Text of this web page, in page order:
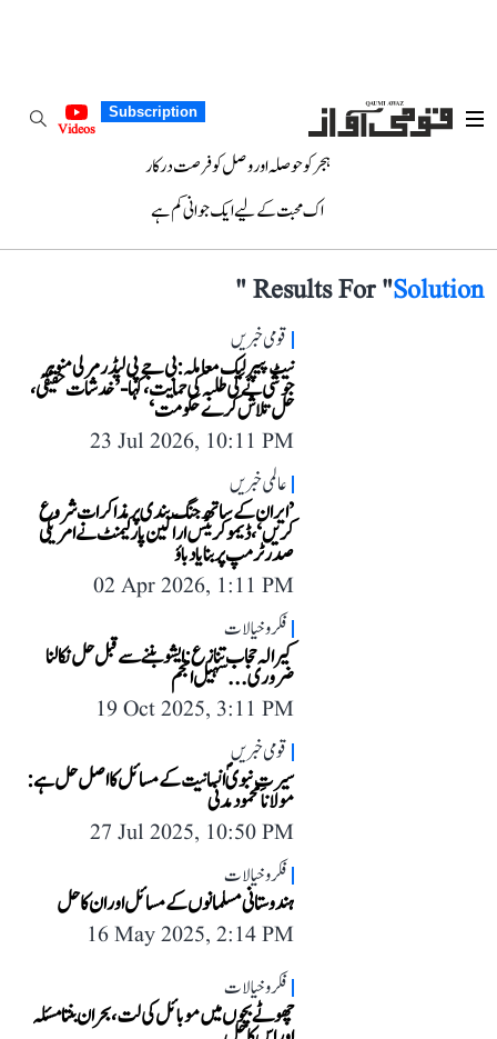
Subscription
Videos
ہجر کو حوصلہ اور وصل کو فرصت درکار
اک محبت کے لیے ایک جوانی کم ہے
Results For "Solution
"
قومی خبریں
نیٹ پیپر لیک معاملہ: بی جے پی لیڈر مرلی منوہر
جوشی نے کی طلبہ کی حمایت، کہا- ’خدشات حقیقی،
حل تلاش کرے حکومت‘
23 Jul 2026, 10:11 PM
عالمی خبریں
’ایران کے ساتھ جنگ بندی پر مذاکرات شروع
کریں‘، ڈیموکریٹس اراکین پارلیمنٹ نے امریکی
صدر ٹرمپ پر بنایا دباؤ
02 Apr 2026, 1:11 PM
فکر و خیالات
کیرالہ حجاب تنازع: ایشو بننے سے قبل حل نکالنا
ضروری...سہیل انجم
19 Oct 2025, 3:11 PM
قومی خبریں
سیرتِ نبویؐ انسانیت کے مسائل کا اصل حل ہے:
مولانا محمود مدنی
27 Jul 2025, 10:50 PM
فکر و خیالات
ہندوستانی مسلمانوں کے مسائل اور ان کا حل
16 May 2025, 2:14 PM
فکر و خیالات
چھوٹے بچوں میں موبائل کی لت، بحران بنتا مسئلہ